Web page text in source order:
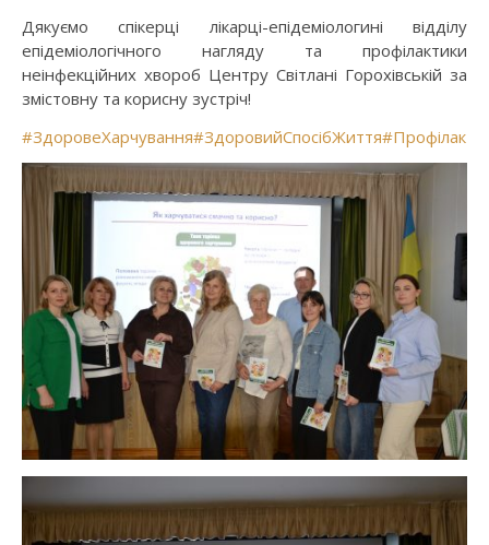
Дякуємо спікерці лікарці-епідеміологині відділу
епідеміологічного нагляду та профілактики
неінфекційних хвороб Центру Світлані Горохівській за
змістовну та корисну зустріч!
#ЗдоровеХарчування#ЗдоровийСпосібЖиття